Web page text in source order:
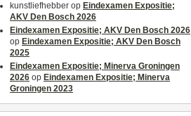
kunstliefhebber op Eindexamen Expositie;
AKV Den Bosch 2026
Eindexamen Expositie; AKV Den Bosch 2026
op Eindexamen Expositie; AKV Den Bosch
2025
Eindexamen Expositie; Minerva Groningen
2026 op Eindexamen Expositie; Minerva
Groningen 2023